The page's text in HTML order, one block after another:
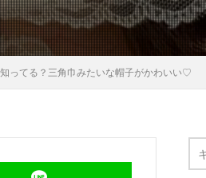
ってる？三角巾みたいな帽子がかわいい♡